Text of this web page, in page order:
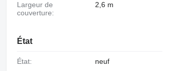
Largeur de
couverture:
2,6 m
État
État: neuf